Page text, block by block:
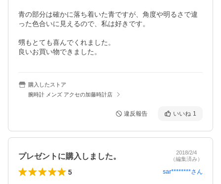
青の部分は確かに落ち着いた青ですが、角度や明るさで違
った色合いに見えるので、私は好きです。
甥もとても喜んでくれました。
良いお買い物できました。
購入したストア
腕時計 メンズ アクセの加藤時計店
違反報告 いいね 1
プレゼントに購入しました。
2018/2/4
（編集済み）
5 sar********さん